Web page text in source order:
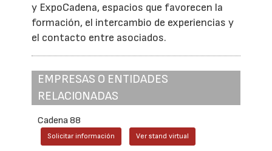
y ExpoCadena, espacios que favorecen la
formación, el intercambio de experiencias y
el contacto entre asociados.
EMPRESAS O ENTIDADES
RELACIONADAS
Cadena 88
Solicitar información Ver stand virtual